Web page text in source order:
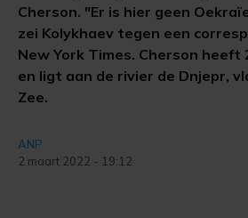
Cherson. "Er is hier geen
zei Kolykhaev tegen een
New York Times. Cherson heeft
en ligt aan de rivier de Dnjepr,
Zee.
ANP
2 maart 2022 - 19:12